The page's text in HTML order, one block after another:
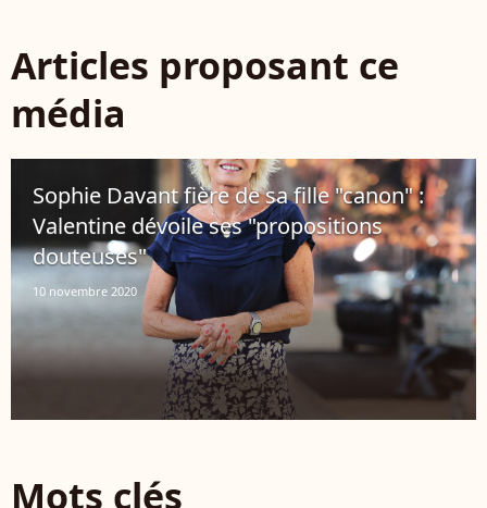
Articles proposant ce
média
Sophie Davant fière de sa fille "canon" :
Valentine dévoile ses "propositions
douteuses"
10 novembre 2020
Mots clés